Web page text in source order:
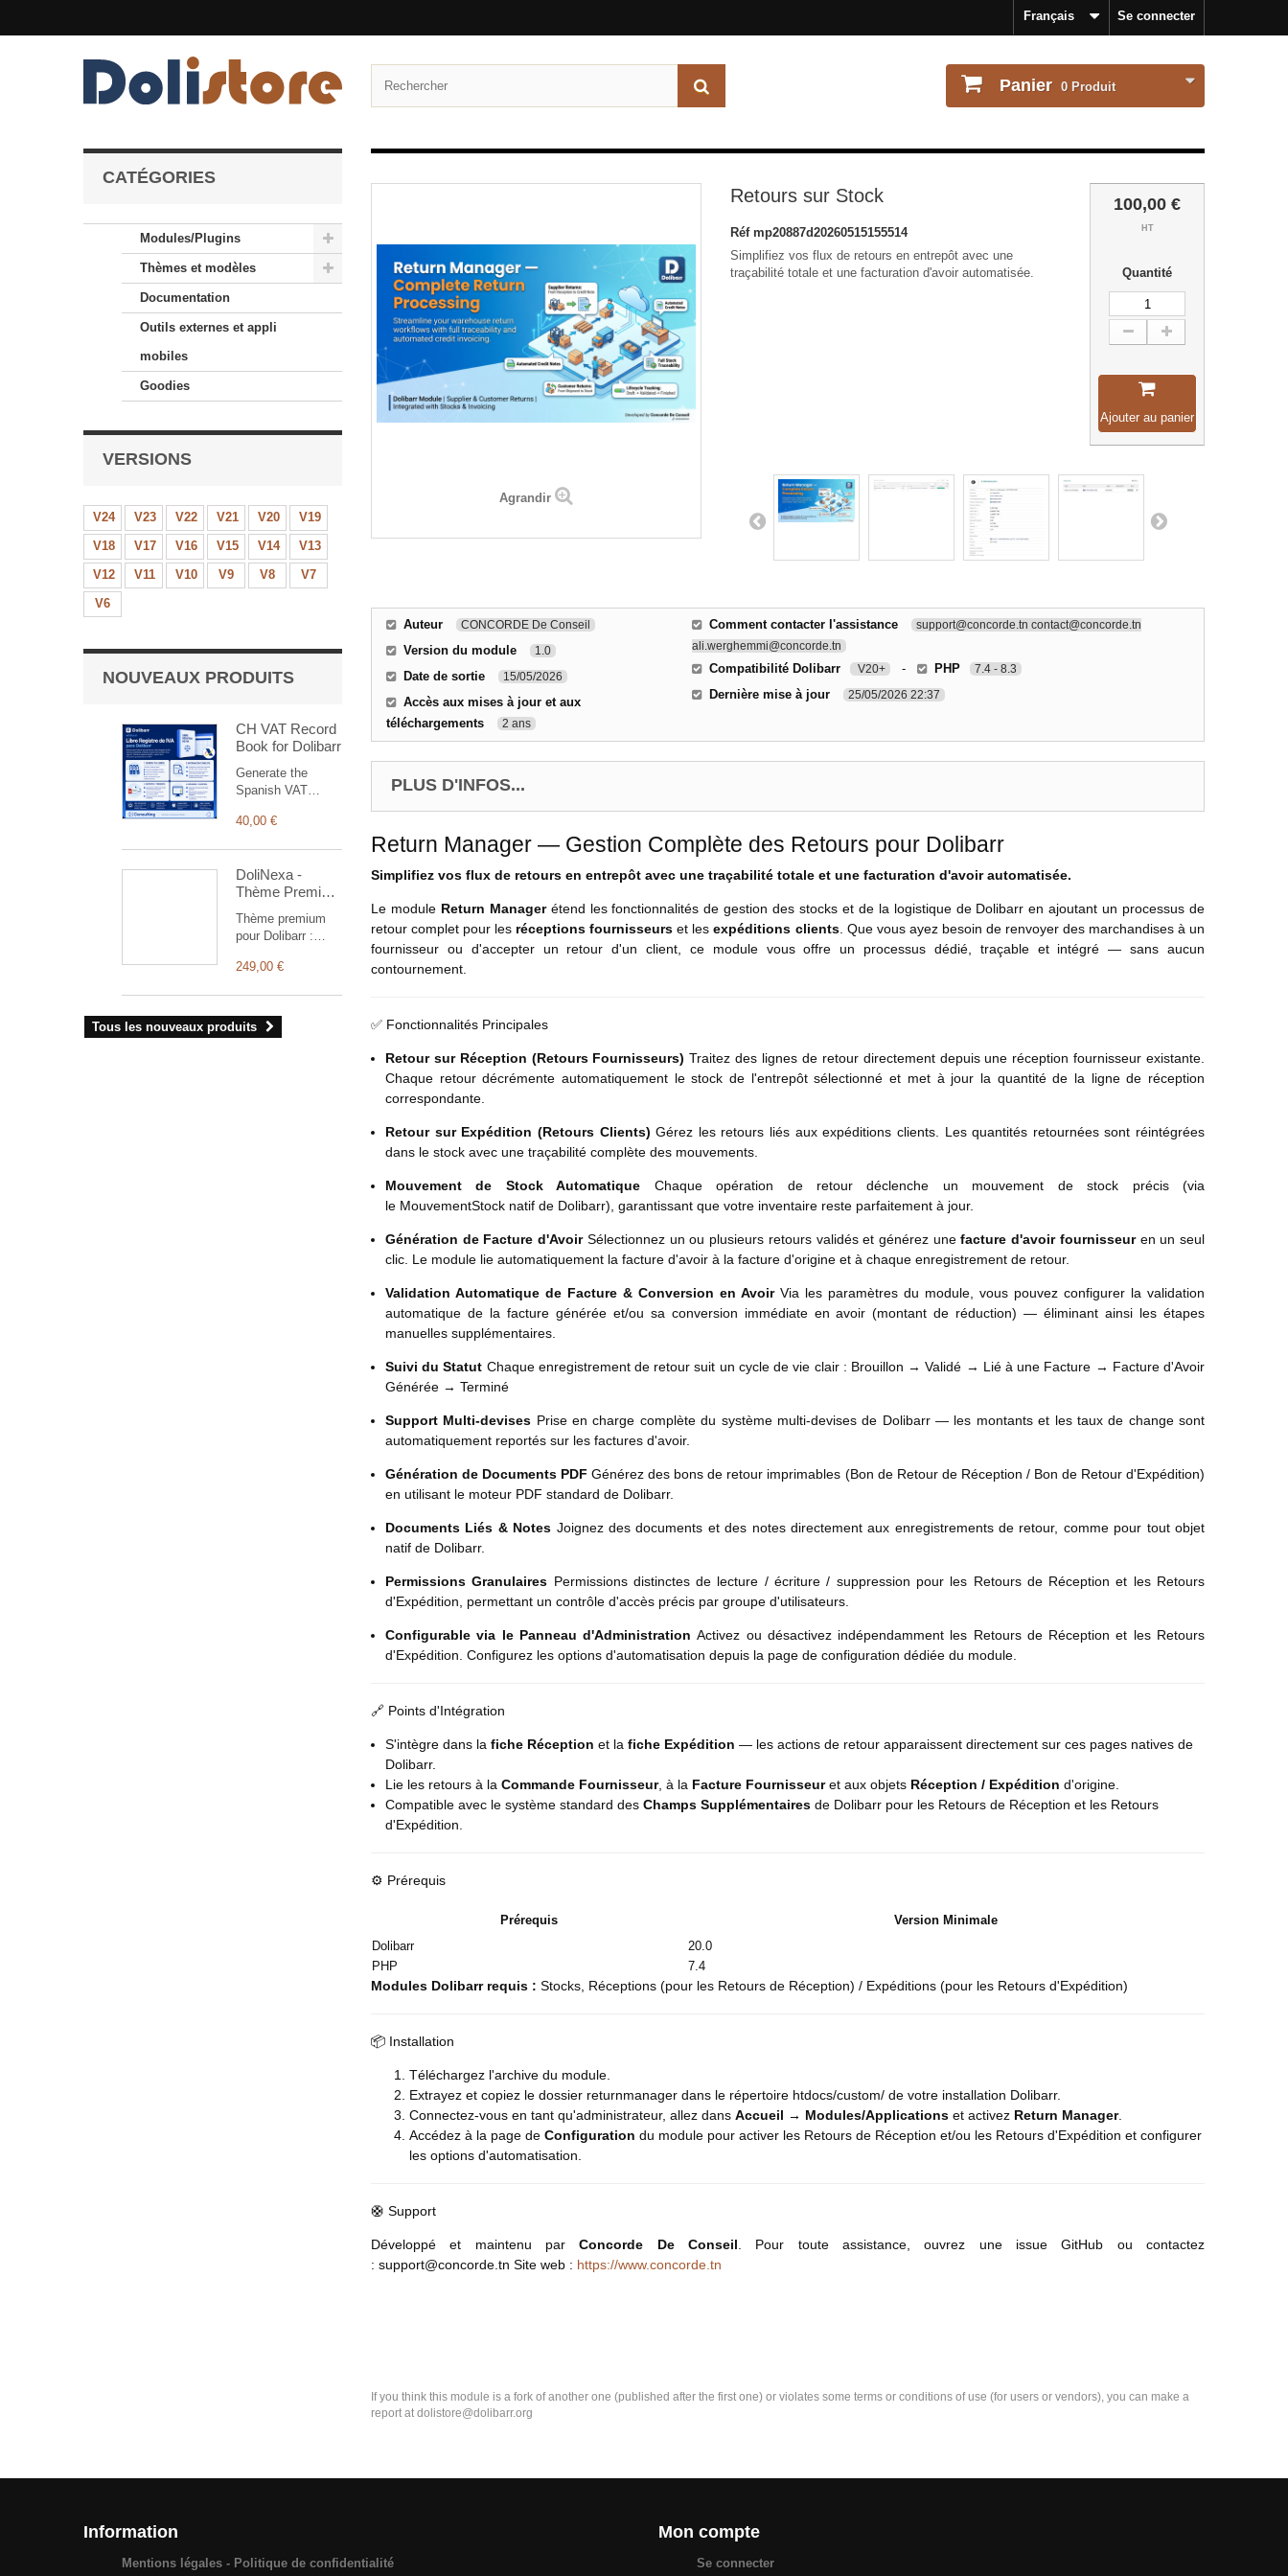
Se connecter
Français
Panier 0 Produit
CATÉGORIES
Modules/Plugins
Thèmes et modèles
Documentation
Outils externes et appli
mobiles
Goodies
VERSIONS
V24 V23 V22 V21 V20
V19
V18
V17 V16 V15 V14
V13
V12
V11 V10 V9 V8
V7
V6
NOUVEAUX PRODUITS
CH VAT Record
Book for Dolibarr
Generate the
Spanish VAT
(issued, received
AEAT from
Dolibarrbilling.
40,00 €
DoliNexa -
Thème Premium
ERP & CRM
Thème premium
pour Dolibarr :
rétractable, tableau
widgets, modes
clair et sombre,
249,00 €
Tous les nouveaux produits
Agrandir
Retours sur Stock
Réf mp20887d20260515155514
Simplifiez vos flux de retours en entrepôt avec une
traçabilité totale et une facturation d'avoir automatisée.
100,00 €
HT
Quantité
Ajouter au panier
Auteur CONCORDE De Conseil
Version du module 1.0
Date de sortie 15/05/2026
Accès aux mises à jour et aux
téléchargements
2 ans
Comment contacter l'assistance
support@concorde.tn contact@concorde.tn
ali.werghemmi@concorde.tn
Compatibilité Dolibarr V20+ - PHP 7.4 - 8.3
Dernière mise à jour 25/05/2026 22:37
PLUS D'INFOS...
Return Manager — Gestion Complète des Retours pour Dolibarr
Simplifiez vos flux de retours en entrepôt avec une traçabilité totale et une facturation d'avoir automatisée.
Le module Return Managerétend les fonctionnalités de gestion des stocks et de la logistique de Dolibarr en ajoutant un processus de
retour complet pour les réceptions fournisseurs et lesexpéditions clients. Que vous ayez besoin de renvoyer des marchandises à un
fournisseur ou d'accepter un retour d'un client, ce module vous offre un processus dédié, traçable et intégré — sans aucun
contournement.
✅ Fonctionnalités Principales
Retour sur Réception (Retours Fournisseurs) Traitez des lignes de retour directement depuis une réception fournisseur existante.
Chaque retour décrémente automatiquement le stock de l'entrepôt sélectionné et met à jour la quantité de la ligne de réception
correspondante.
Retour sur Expédition (Retours Clients) Gérez les retours liés aux expéditions clients. Les quantités retournées sont réintégrées
dans le stock avec une traçabilité complète des mouvements.
Mouvement de Stock Automatique Chaque opération de retour déclenche un mouvement de stock précis (via
le MouvementStock natif de Dolibarr), garantissant que votre inventaire reste parfaitement à jour.
Génération de Facture d'AvoirSélectionnez un ou plusieurs retours validés et générez unefacture d'avoir fournisseuren un seul
clic. Le module lie automatiquement la facture d'avoir à la facture d'origine et à chaque enregistrement de retour.
Validation Automatique de Facture & Conversion en AvoirVia les paramètres du module, vous pouvez configurer la validation
automatique de la facture générée et/ou sa conversion immédiate en avoir (montant de réduction) — éliminant ainsi les étapes
manuelles supplémentaires.
Suivi du Statut Chaque enregistrement de retour suit un cycle de vie clair : Brouillon → Validé → Lié à une Facture → Facture d'Avoir
Générée → Terminé
Support Multi-devises Prise en charge complète du système multi-devises de Dolibarr — les montants et les taux de change sont
automatiquement reportés sur les factures d'avoir.
Génération de Documents PDF Générez des bons de retour imprimables (Bon de Retour de Réception / Bon de Retour d'Expédition)
en utilisant le moteur PDF standard de Dolibarr.
Documents Liés & Notes Joignez des documents et des notes directement aux enregistrements de retour, comme pour tout objet
natif de Dolibarr.
Permissions Granulaires Permissions distinctes de lecture / écriture / suppression pour les Retours de Réception et les Retours
d'Expédition, permettant un contrôle d'accès précis par groupe d'utilisateurs.
Configurable via le Panneau d'Administration Activez ou désactivez indépendamment les Retours de Réception et les Retours
d'Expédition. Configurez les options d'automatisation depuis la page de configuration dédiée du module.
🔗 Points d'Intégration
S'intègre dans la fiche Réception et la fiche Expédition — les actions de retour apparaissent directement sur ces pages natives de
Dolibarr.
Lie les retours à la Commande Fournisseur, à la Facture Fournisseuret aux objets Réception / Expédition d'origine.
Compatible avec le système standard des Champs Supplémentaires de Dolibarr pour les Retours de Réception et les Retours
d'Expédition.
⚙️ Prérequis
Prérequis
Version Minimale
Dolibarr
20.0
PHP
7.4
Modules Dolibarr requis : Stocks, Réceptions (pour les Retours de Réception) / Expéditions (pour les Retours d'Expédition)
📦 Installation
Téléchargez l'archive du module.
Extrayez et copiez le dossier returnmanager dans le répertoire htdocs/custom/ de votre installation Dolibarr.
Connectez-vous en tant qu'administrateur, allez dans Accueil → Modules/Applications et activez Return Manager.
Accédez à la page de Configuration du module pour activer les Retours de Réception et/ou les Retours d'Expédition et configurer
les options d'automatisation.
🛟 Support
Développé et maintenu parConcorde De Conseil . Pour toute assistance, ouvrez une issue GitHub ou contactez
: support@concorde.tn Site web : https://www.concorde.tn
If you think this module is a fork of another one (published after the first one) or violates some terms or conditions of use (for users or vendors), you can make a
report at dolistore@dolibarr.org
Information
Mentions légales - Politique de confidentialité
Mon compte
Se connecter